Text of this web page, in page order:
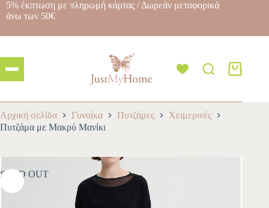
5% έκπτωση με πληρωμή κάρτας / Δωρεάν μεταφορικά
άνω των 50€
Αρχική σελίδα Γυναίκα Πυτζάμες
Χειμερινές
Πυτζάμα με Μακρύ Μανίκι
SOLD OUT